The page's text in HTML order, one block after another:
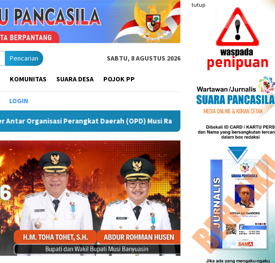
tutup
Pencarian SABTU, 8 AGUSTUS 2026
KOMUNITAS SUARA DESA POJOK PP
LOGIN
Puncak Peringatan IPeKB Ke-19, Plt Bupati Rejang Lebong: Penyuluh KB